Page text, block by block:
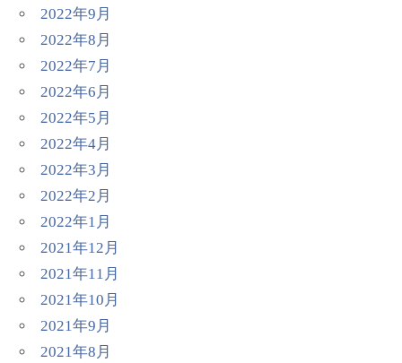
2022年9月
2022年8月
2022年7月
2022年6月
2022年5月
2022年4月
2022年3月
2022年2月
2022年1月
2021年12月
2021年11月
2021年10月
2021年9月
2021年8月